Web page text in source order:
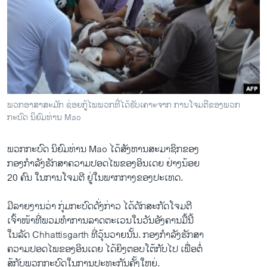
ຊີວິດຊາວລາວ
ຊຸມຊົນຊາວລາວ
ວິທະຍາສາດ-ເທັກໂນໂລຈີ
ທຸລະກິດ
ພາສາອັງກິດ
ວີດີໂອ
ລາຍການກະຈາຍສຽງ
ລາຍງານ
ຕິດຕາມພວກເຮົາ ທີ່
ພາສາຕ່າງໆ
ພວກອາສາສະມັກ ຊ່ອຍກູ້ໄພພວກທີ່ໄດ້ຮັບເຄາະຈາກ ການໂຈມຕີຂອງພວກ​
ກະບົດ ນິຍົມທ່ານ ​Mao
ພວກ​ກະບົດ ນິຍົມທ່ານ ​Mao ​ໄດ້​ສັງຫານສະມາຊິກຂອງ
​ກອງ​ກຳລັງ​ຮັກ​ສາ​ຄວາມ​ປອດ​ໄພຂອງອິນ​ເດຍ ຢ່າງ​ນ້ອຍ
20 ຄົນ ​ໃນ​ການ​ໂຈມ​ຕີ ຢູ່​ໃນ​ພາກ​ກາງຂອງ​ປະ​ເທດ.
ມີ​ລາຍ​ງານ​ວ່າ ກຸ່ມ​ກະບົດດັ່ງກ່າວ​ ໄດ້​ດັກສະກັດໂຈມຕີ
ເຈົ້າ​ໜ້າ​ທີ່ພວມທຳການລາດຕະ​ເວນ​ໃນ​ວັນ​ອັງຄານ​ມື້​ນີ້
ໃນ​ລັດ​ Chhattisgarth ​ທີ່ວຸ້ນວາຍນັ້ນ. ກອງ​ກຳລັງ​ຮັກ​ສາ​
ຄວາມ​ປອດ​ໄພຂອງອິນເດຍ ​ໄດ້​ຍິງ​ຕອບ​ໂຕ້ກັບ​ໄປ ເພື່ອຕໍ່
ສູ້​ກັບ​ພວກ​ກະບົດໃນການ​ປະ​ທະ​ກັນ​ຄັ້ງ​ໃຫຍ່.